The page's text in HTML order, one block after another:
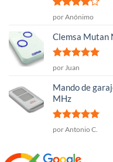
Valorado
5
por Anónimo
Clemsa Mutan
Valorado
por Juan
Mando de
MHz
Valorado
por Antonio C.